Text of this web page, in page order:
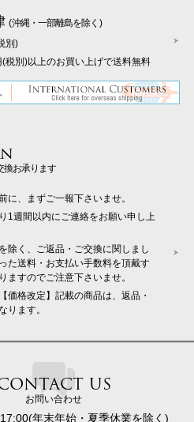
(沖縄・一部離島を除く)
別)
別)以上のお買い上げで送料無料
換お承ります
に、まずご一報下さいませ。
1週間以内にご連絡をお願い申し上
除く、ご返品・ご交換に関しまし
た送料・お支払い手数料を頂戴す
ますのでご注意下さいませ。
価格改定】記載の商品は、返品・
ります。
US
お問い合わせ
年末年始・夏季休業を除く)